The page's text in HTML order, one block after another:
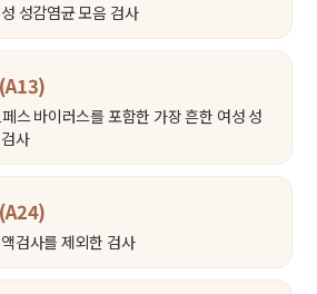
성감염균 모음 검사
스 바이러스를 포함한 가장 흔한 여성 성
사
검사를 제외한 검사